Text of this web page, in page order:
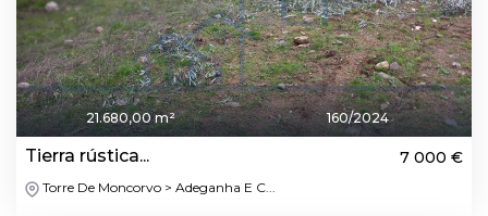
21.680,00 m² 160/2024
Tierra rústica... 7 000 €
Torre De Moncorvo > Adeganha E C...